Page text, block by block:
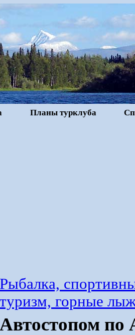
Планы турклуба
Рыбалка,
туризм, горные
Автостопом по